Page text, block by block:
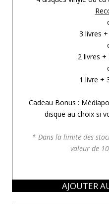
3 livres
2 livres
1 livre +
Cadeau Bonus :
disque au choix si
* Dans la limite des
valeur de
AJOUTER